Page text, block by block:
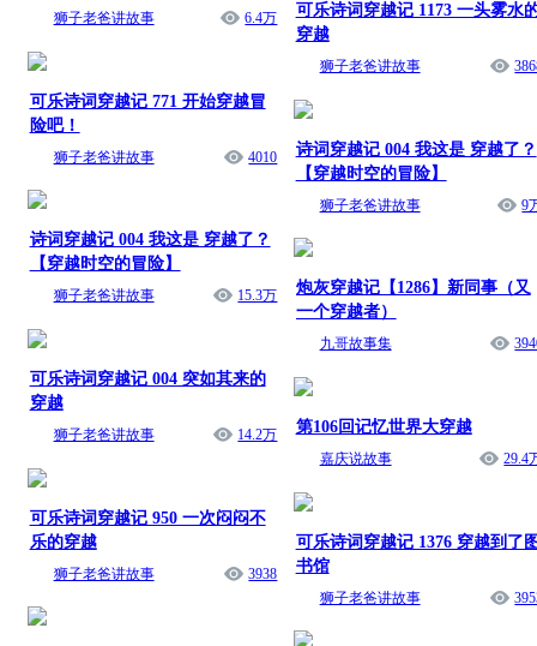
狮子老爸讲故事 6.4万
可乐诗词穿越记 771 开始穿越冒
险吧！
狮子老爸讲故事 4010
诗词穿越记 004 我这是 穿越了？
【穿越时空的冒险】
狮子老爸讲故事 15.3万
可乐诗词穿越记 004 突如其来的
穿越
狮子老爸讲故事 14.2万
可乐诗词穿越记 950 一次闷闷不
乐的穿越
狮子老爸讲故事 3938
可乐诗词穿越记 1173 一头雾水
穿越
狮子老爸讲故事
诗词穿越记 004 我这是 穿越了？
【穿越时空的冒险】
狮子老爸讲故事 9
炮灰穿越记【1286】新同事（又
一个穿越者）
九哥故事集
第106回记忆世界大穿越
嘉庆说故事 29.4
可乐诗词穿越记 1376 穿越到了
书馆
狮子老爸讲故事